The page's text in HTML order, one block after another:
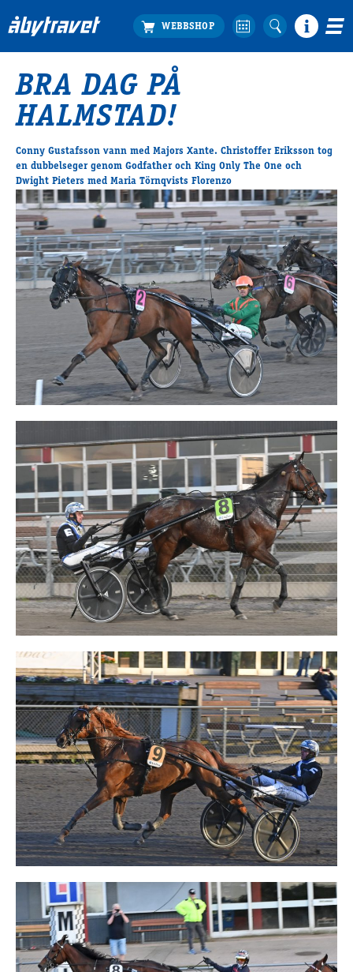
Köp biljett
Travprogrammet
Bra att veta
Restauranger
Catering by Lyon
Hotell nära oss
Nybörjar­guide
Presentkort
Tävlingsdagar
Travkonferens
Exponering & värdskap
Aktiviteter
Hört och hänt
Tävling
Tävlingsserier
Träning och provlopp
Aktiva
Månadens hästägare 2026
Månadens B-tränare 2026
Euro Classic Trot
Åby Stora Pris 2026
Supertorsdag för företag
Supertorsdag
Ponnytravtävlingar
Ridsport
Om travskolan
Samarbetspartners
Licenskurser
Kursutbud och Aktiviteter
Ungdoms­stipendium
Ledningsgrupp
BRA DAG PÅ
HALMSTAD!
Conny Gustafsson vann med Majors Xante. Christoffer Eriksson tog
en dubbelseger genom Godfather och King Only The One och
Dwight Pieters med Maria Törnqvists Florenzo